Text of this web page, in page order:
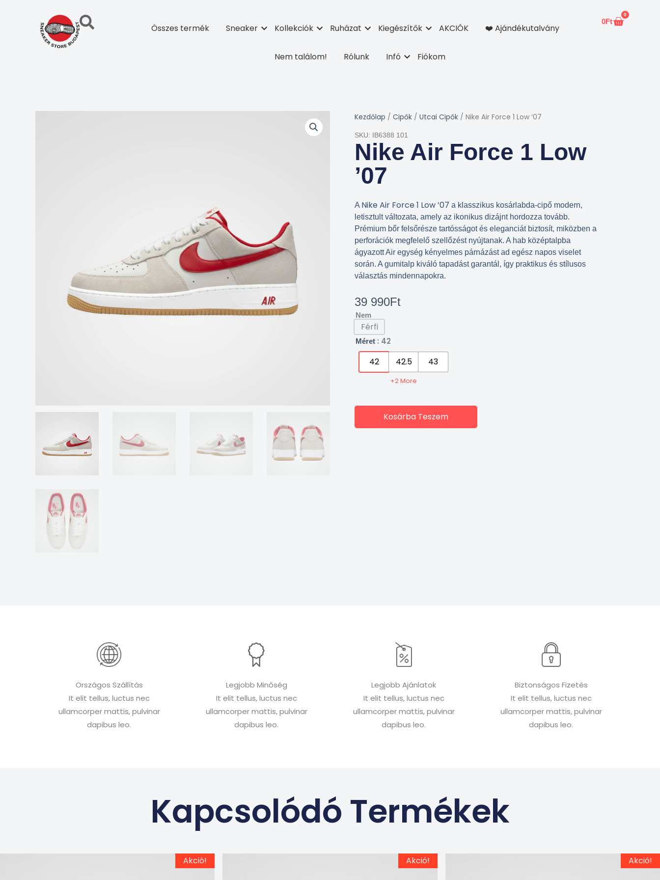
Összes termék Sneaker Kollekciók Ruházat Kiegészítők AKCIÓK ❤️ Ajándékutalvány
Nem találom! Rólunk Infó Fiókom
0Ft
0
Kosár
Kezdőlap / Cipők / Utcai Cipők / Nike Air Force 1 Low ’07
SKU: IB6388 101
Nike Air Force 1 Low
’07
A Nike Air Force 1 Low ’07 a klasszikus kosárlabda-cipő modern,
letisztult változata, amely az ikonikus dizájnt hordozza tovább.
Prémium bőr felsőrésze tartósságot és eleganciát biztosít, miközben a
perforációk megfelelő szellőzést nyújtanak. A hab középtalpba
ágyazott Air egység kényelmes párnázást ad egész napos viselet
során. A gumitalp kiváló tapadást garantál, így praktikus és stílusos
választás mindennapokra.
39 990Ft
Nem
Férfi
Méret : 42
42 42.5 43
+2 More
Kosárba Teszem
Országos Szállítás
It elit tellus, luctus nec
ullamcorper mattis, pulvinar
dapibus leo.
Legjobb Minőség
It elit tellus, luctus nec
ullamcorper mattis, pulvinar
dapibus leo.
Legjobb Ajánlatok
It elit tellus, luctus nec
ullamcorper mattis, pulvinar
dapibus leo.
Biztonságos Fizetés
It elit tellus, luctus nec
ullamcorper mattis, pulvinar
dapibus leo.
Kapcsolódó Termékek
Akció! Akció! Akció!